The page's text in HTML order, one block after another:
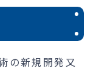
の新規開発又